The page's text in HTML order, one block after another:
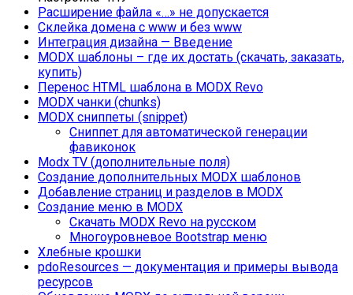
Расширение файла «…» не допускается
Склейка домена с www и без www
Интеграция дизайна — Введение
MODX шаблоны – где их достать (скачать, заказать,
купить)
Перенос HTML шаблона в MODX Revo
MODX чанки (chunks)
MODX сниппеты (snippet)
Сниппет для автоматической генерации
фавиконок
Modx TV (дополнительные поля)
Создание дополнительных MODX шаблонов
Добавление страниц и разделов в MODX
Создание меню в MODX
Cкачать MODX Revo на русском
Многоуровневое Bootstrap меню
Хлебные крошки
pdoResources — документация и примеры вывода
ресурсов